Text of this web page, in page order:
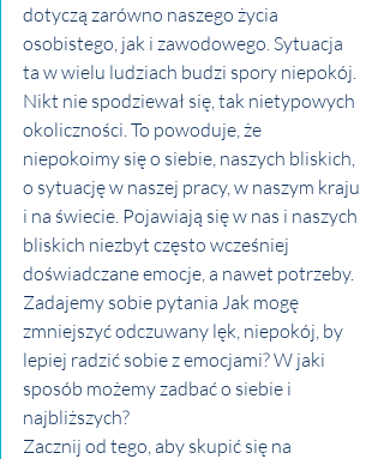
dotyczą zarówno naszego życia
osobistego, jak i zawodowego. Sytuacja
ta w wielu ludziach budzi spory niepokój.
Nikt nie spodziewał się, tak nietypowych
okoliczności. To powoduje, że
niepokoimy się o siebie, naszych bliskich,
o sytuację w naszej pracy, w naszym kraju
i na świecie. Pojawiają się w nas i naszych
bliskich niezbyt często wcześniej
doświadczane emocje, a nawet potrzeby.
Zadajemy sobie pytania Jak mogę
zmniejszyć odczuwany lęk, niepokój, by
lepiej radzić sobie z emocjami? W jaki
sposób możemy zadbać o siebie i
najbliższych?
Zacznij od tego, aby skupić się na